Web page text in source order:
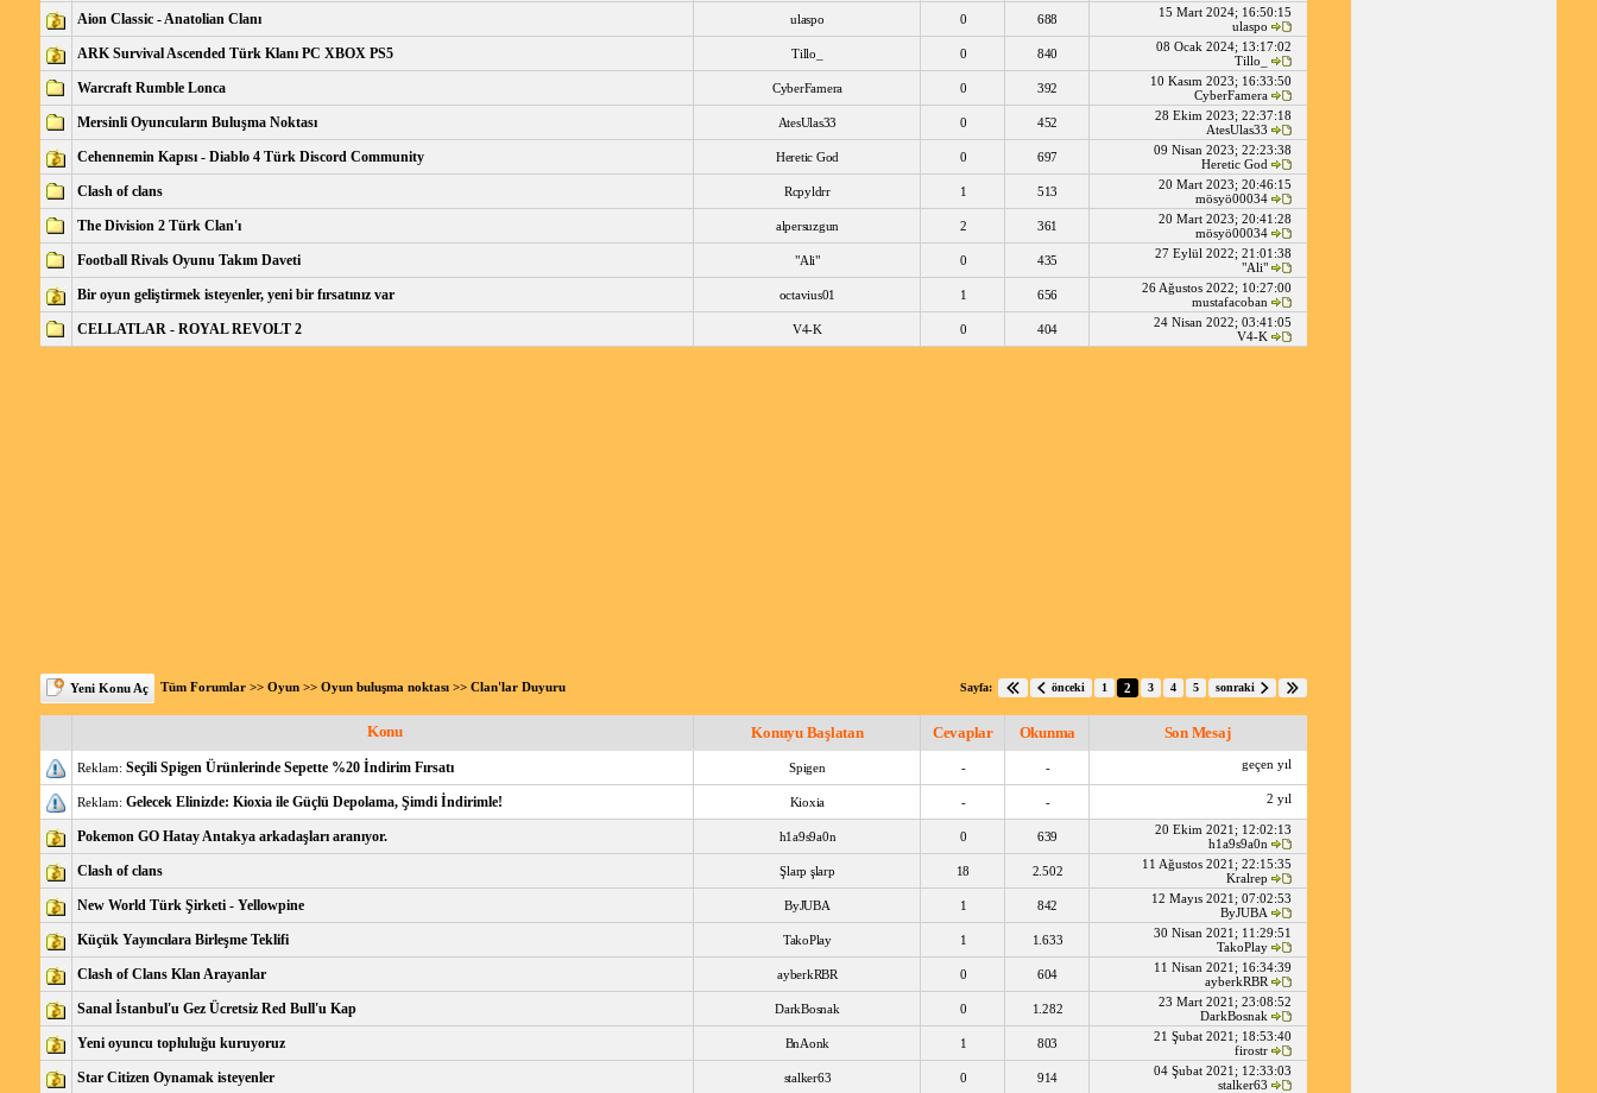
Aion Classic - Anatolian Clanı ulaspo 0 688
15 Mart 2024; 16:50:15
ulaspo
ARK Survival Ascended Türk Klanı PC XBOX PS5 Tillo_ 0 840
08 Ocak 2024; 13:17:02
Tillo_
Warcraft Rumble Lonca CyberFamera 0 392
10 Kasım 2023; 16:33:50
CyberFamera
Mersinli Oyuncuların Buluşma Noktası AtesUlas33 0 452
28 Ekim 2023; 22:37:18
AtesUlas33
Cehennemin Kapısı - Diablo 4 Türk Discord Community Heretic God 0 697
09 Nisan 2023; 22:23:38
Heretic God
Clash of clans Rcpyldrr 1 513
20 Mart 2023; 20:46:15
mösyö00034
The Division 2 Türk Clan'ı alpersuzgun 2 361
20 Mart 2023; 20:41:28
mösyö00034
Football Rivals Oyunu Takım Daveti "Ali" 0 435
27 Eylül 2022; 21:01:38
"Ali"
Bir oyun geliştirmek isteyenler, yeni bir fırsatınız var octavius01 1 656
26 Ağustos 2022; 10:27:00
mustafacoban
CELLATLAR - ROYAL REVOLT 2 V4-K 0 404
24 Nisan 2022; 03:41:05
V4-K
Yeni Konu Aç Tüm Forumlar>> Oyun>> Oyun buluşma noktası>> Clan'lar Duyuru Sayfa: önceki 1 2 3 4 5 sonraki
Konu Konuyu Başlatan Cevaplar Okunma Son Mesaj
Reklam: Seçili Spigen Ürünlerinde Sepette %20 İndirim Fırsatı Spigen - - geçen yıl
Reklam: Gelecek Elinizde: Kioxia ile Güçlü Depolama, Şimdi İndirimle! Kioxia - - 2 yıl
Pokemon GO Hatay Antakya arkadaşları aranıyor. h1a9s9a0n 0 639
20 Ekim 2021; 12:02:13
h1a9s9a0n
Clash of clans Şlarp şlarp 18 2.502
11 Ağustos 2021; 22:15:35
Kralrep
New World Türk Şirketi - Yellowpine ByJUBA 1 842
12 Mayıs 2021; 07:02:53
ByJUBA
Küçük Yayıncılara Birleşme Teklifi TakoPlay 1 1.633
30 Nisan 2021; 11:29:51
TakoPlay
Clash of Clans Klan Arayanlar ayberkRBR 0 604
11 Nisan 2021; 16:34:39
ayberkRBR
Sanal İstanbul'u Gez Ücretsiz Red Bull'u Kap DarkBosnak 0 1.282
23 Mart 2021; 23:08:52
DarkBosnak
Yeni oyuncu topluluğu kuruyoruz BnAonk 1 803
21 Şubat 2021; 18:53:40
firostr
Star Citizen Oynamak isteyenler stalker63 0 914
04 Şubat 2021; 12:33:03
stalker63